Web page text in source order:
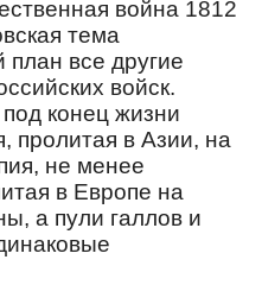
война 1812
тема
план все другие
войск.
конец жизни
пролитая в Азии, на
не менее
в Европе на
а пули галлов и